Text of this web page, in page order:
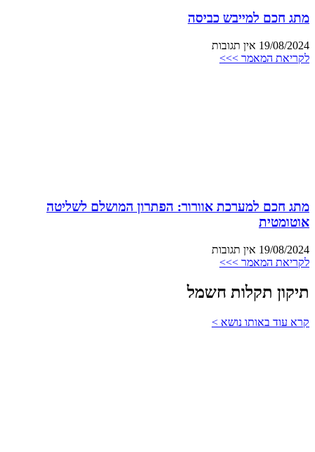
מתג חכם למייבש כביסה
19/08/2024 אין תגובות
לקריאת המאמר >>>
מתג חכם למערכת אוורור: הפתרון המושלם לשליטה
אוטומטית
19/08/2024 אין תגובות
לקריאת המאמר >>>
תיקון תקלות חשמל
קרא עוד באותו נושא >